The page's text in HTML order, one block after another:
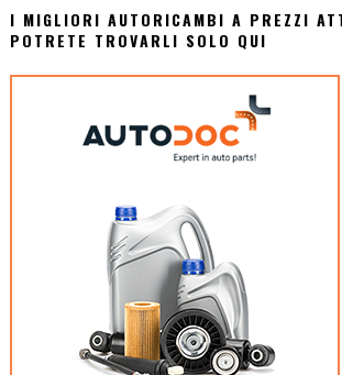
I MIGLIORI AUTORICAMBI A PREZZI
POTRETE TROVARLI SOLO QUI